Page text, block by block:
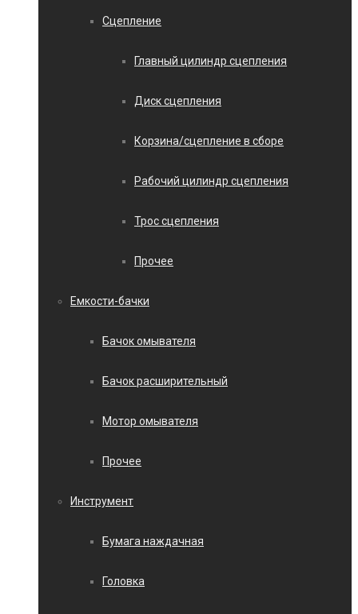
Сцепление
Главный цилиндр сцепления
Диск сцепления
Корзина/сцепление в сборе
Рабочий цилиндр сцепления
Трос сцепления
Прочее
Емкости-бачки
Бачок омывателя
Бачок расширительный
Мотор омывателя
Прочее
Инструмент
Бумага наждачная
Головка